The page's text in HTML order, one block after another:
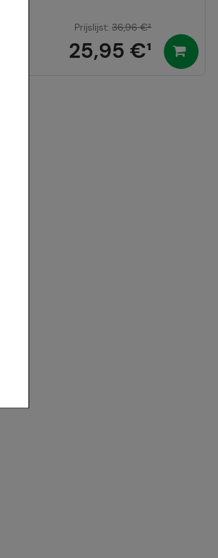
25,95 €¹
Prijslijst: 36,96 €²